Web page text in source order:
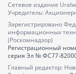
Сетевое издание
Учредитель:
Зарегистрировано
информационных
(Роскомнадзор)
Регистрационный
серия Эл № ФС77-
Главный редактор: